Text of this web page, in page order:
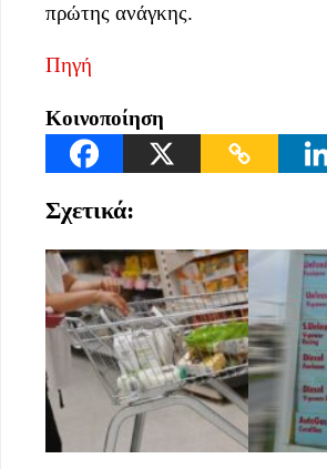
πρώτης ανάγκης.
Πηγή
Κοινοποίηση
Σχετικά: